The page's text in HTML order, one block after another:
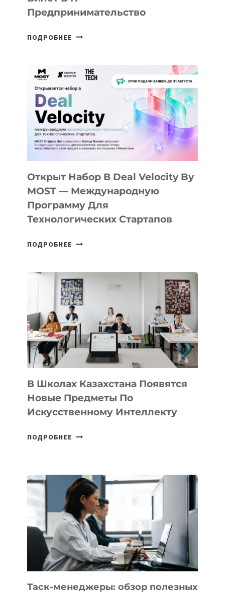
Предпринимательство
ПОДРОБНЕЕ ОТ
АЛМАТЫ:
КАК
AI
YOUTH
CAMP
ДАЛ
30
ПОДРОСТКАМ
БИЛЕТ
В
ПРЕДПРИНИМАТЕЛЬСТВО
Открыт Набор В Deal Velocity By
MOST — Международную
Программу Для
Технологических Стартапов
ПОДРОБНЕЕ ОТКРЫТ
DEAL
VELOCITY
BY
MOST
—
МЕЖДУНАРОДНУЮ
ПРОГРАММУ
ДЛЯ
ТЕХНОЛОГИЧЕСКИХ
В Школах Казахстана Появятся
Новые Предметы По
Искусственному Интеллекту
ПОДРОБНЕЕ
НОВЫЕ
ПРЕДМЕТЫ
ПО
ИСКУССТВЕННОМУ
ИНТЕЛЛЕКТУ
Таск-менеджеры: обзор полезных